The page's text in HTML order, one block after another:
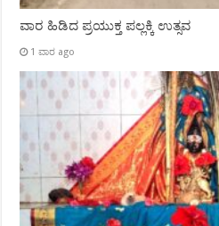
ವಾರ ಹಿಡಿದ ಪ್ರಯುಕ್ತ ಪಲ್ಲಕ್ಕಿ ಉತ್ಸವ
1 ವಾರ ago